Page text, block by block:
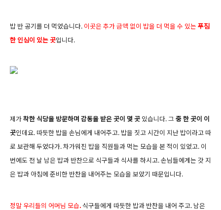
밥 반 공기를 더 먹었습니다. 이곳은 추가 금액 없이 밥을 더 먹을 수 있는 푸짐
한 인심이 있는 곳입니다.
제가착한 식당을 방문하며 감동을 받은 곳이 몇 곳 있습니다. 그 중 한 곳이 이
곳인데요. 따듯한 밥을 손님에게 내어주고. 밥을 짓고 시간이 지난 밥이라고 따
로 보관해 두었다가. 차가워진 밥을 직원들과 먹는 모습을 본 적이 있었고. 이
번에도 전 날 남은 밥과 반찬으로 식구들과 식사를 하시고. 손님들에게는 갓 지
은 밥과 아침에 준비한 반찬을 내어주는 모습을 보았기 때문입니다.
정말 우리들의 어머님 모습.식구들에게 따듯한 밥과 반찬을 내어 주고. 남은